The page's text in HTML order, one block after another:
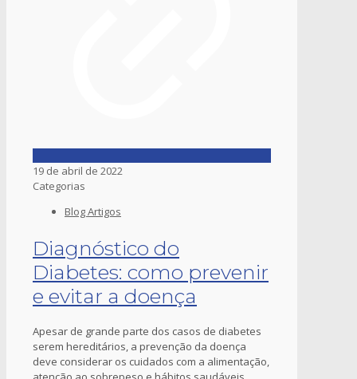
19 de abril de 2022
Categorias
Blog Artigos
Diagnóstico do
Diabetes: como prevenir
e evitar a doença
Apesar de grande parte dos casos de diabetes
serem hereditários, a prevenção da doença
deve considerar os cuidados com a alimentação,